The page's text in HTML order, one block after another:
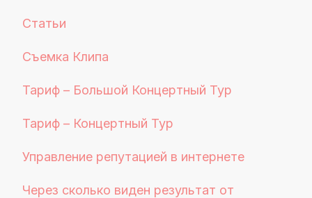
Статьи
Съемка Клипа
Тариф – Большой Концертный Тур
Тариф – Концертный Тур
Управление репутацией в интернете
Через сколько виден результат от